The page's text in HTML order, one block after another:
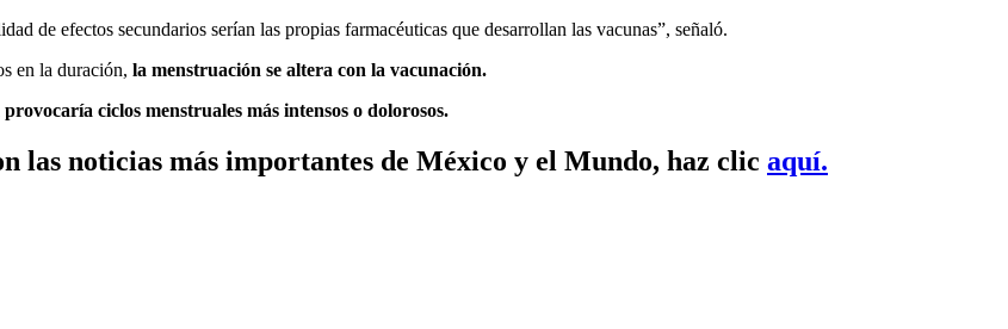
de efectos secundarios serían las propias farmacéuticas que desarrollan las vacunas”, señaló.
en la duración, la menstruación se altera con la vacunación.
provocaría ciclos menstruales más intensos o dolorosos.
las noticias más importantes de México y el Mundo, haz clic aquí.